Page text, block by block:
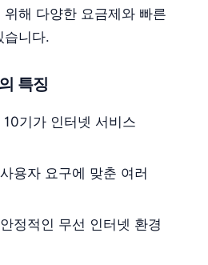
해 다양한 요금제와 빠른
습니다.
특징
10기가 인터넷 서비스
용자 요구에 맞춘 여러
정적인 무선 인터넷 환경